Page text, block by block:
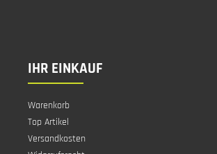
IHR EINKAUF
Warenkorb
Top Artikel
Versandkosten